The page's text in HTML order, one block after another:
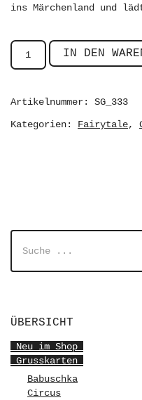
ins Märchenland und
IN DEN
Artikelnummer: SG_333
Kategorien: Fairytale,
ÜBERSICHT
Neu im Shop
Grusskarten
Babuschka
Circus